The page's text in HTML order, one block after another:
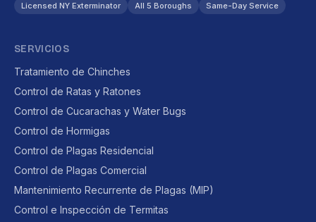
Licensed NY Exterminator All 5 Boroughs Same-Day Service
SERVICIOS
Tratamiento de Chinches
Control de Ratas y Ratones
Control de Cucarachas y Water Bugs
Control de Hormigas
Control de Plagas Residencial
Control de Plagas Comercial
Mantenimiento Recurrente de Plagas (MIP)
Control e Inspección de Termitas